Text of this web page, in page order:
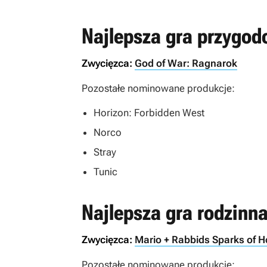
Najlepsza gra
Zwycięzca: God of War: Ragnarok
Pozostałe nominowane produkcje:
Horizon: Forbidden West
Norco
Stray
Tunic
Najlepsza gra rodzinna
Zwycięzca: Mario + Rabbids Sparks of